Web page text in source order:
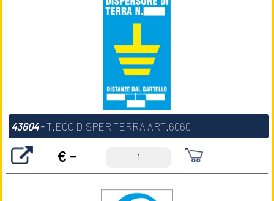
43604- T.ECO DISPER TERRA ART.6060
€ -